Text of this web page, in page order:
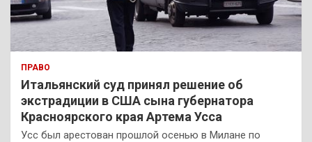
ПРАВО
Итальянский суд принял решение об
экстрадиции в США сына губернатора
Красноярского края Артема Усса
Усс был арестован прошлой осенью в Милане по